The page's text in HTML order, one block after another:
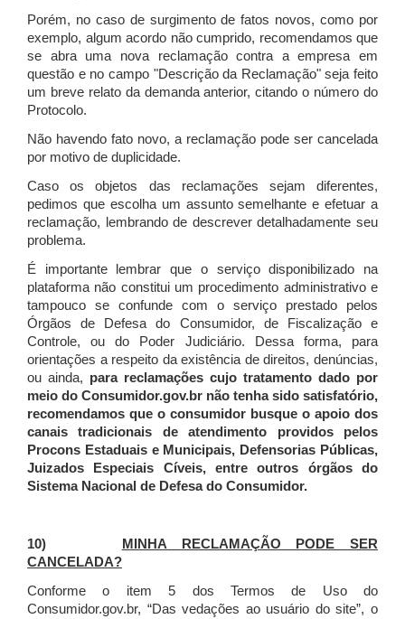
Porém, no caso de surgimento de fatos novos, como por
exemplo, algum acordo não cumprido, recomendamos que
se abra uma nova reclamação contra a empresa em
questão e no campo "Descrição da Reclamação" seja feito
um breve relato da demanda anterior, citando o número do
Protocolo.
Não havendo fato novo, a reclamação pode ser cancelada
por motivo de duplicidade.
Caso os objetos das reclamações sejam diferentes,
pedimos que escolha um assunto semelhante e efetuar a
reclamação, lembrando de descrever detalhadamente seu
problema.
É importante lembrar que o serviço disponibilizado na
plataforma não constitui um procedimento administrativo e
tampouco se confunde com o serviço prestado pelos
Órgãos de Defesa do Consumidor, de Fiscalização e
Controle, ou do Poder Judiciário. Dessa forma, para
orientações a respeito da existência de direitos, denúncias,
ou ainda, para reclamações cujo tratamento dado por
meio do Consumidor.gov.br não tenha sido satisfatório,
recomendamos que o consumidor busque o apoio dos
canais tradicionais de atendimento providos pelos
Procons Estaduais e Municipais, Defensorias Públicas,
Juizados Especiais Cíveis, entre outros órgãos do
Sistema Nacional de Defesa do Consumidor.
10)
MINHA RECLAMAÇÃO PODE SER
CANCELADA?
Conforme o item 5 dos Termos de Uso do
Consumidor.gov.br, “Das vedações ao usuário do site”, o